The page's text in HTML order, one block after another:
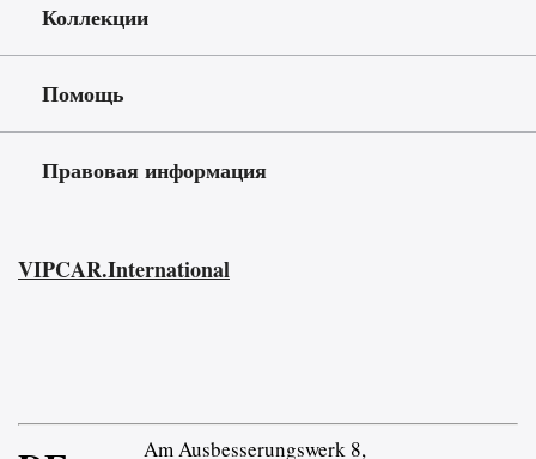
Коллекции
Помощь
Правовая информация
VIPCAR.International
Am Ausbesserungswerk 8,